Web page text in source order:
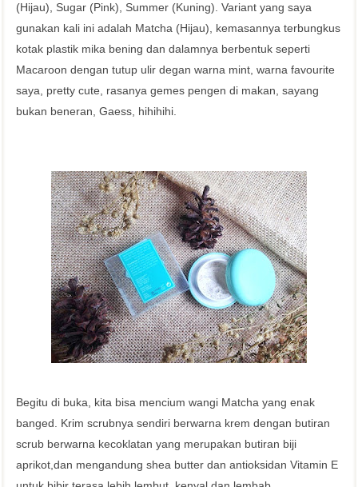
(Hijau), Sugar (Pink), Summer (Kuning). Variant yang saya
gunakan kali ini adalah Matcha (Hijau), kemasannya terbungkus
kotak plastik mika bening dan dalamnya berbentuk seperti
Macaroon dengan tutup ulir degan warna mint, warna favourite
saya, pretty cute, rasanya gemes pengen di makan, sayang
bukan beneran, Gaess, hihihihi.
Begitu di buka, kita bisa mencium wangi Matcha yang enak
banged. Krim scrubnya sendiri berwarna krem dengan butiran
scrub berwarna kecoklatan yang merupakan butiran biji
aprikot,dan mengandung shea butter dan antioksidan Vitamin E